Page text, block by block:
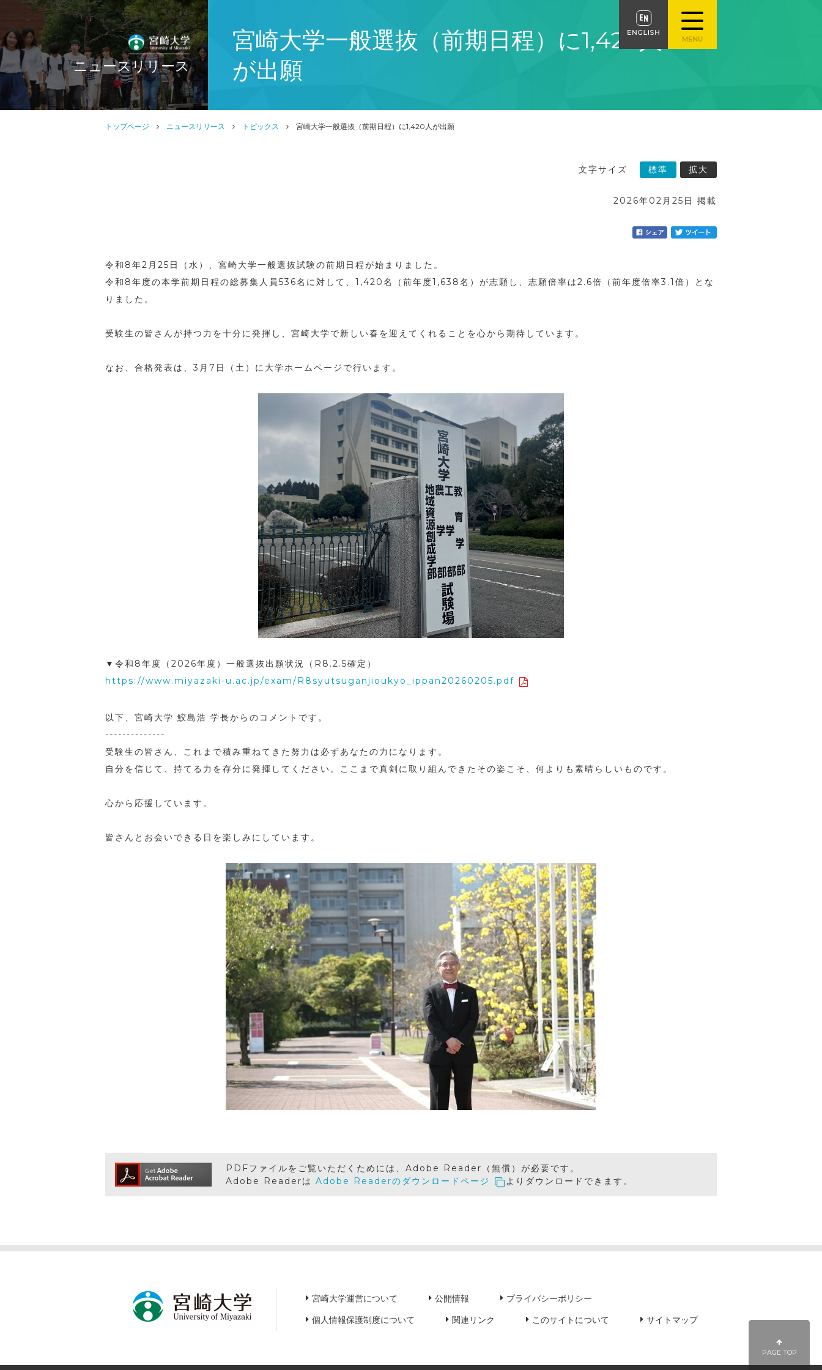
ニュースリリース
宮崎大学一般選抜（前期日程）に1,420人
が出願
トップページ ニュースリリース トピックス 宮崎大学一般選抜（前期日程）に1,420人が出願
2026年02月25日 掲載
令和8年2月25日（水）、宮崎大学一般選抜試験の前期日程が始まりました。
令和8年度の本学前期日程の総募集人員536名に対して、1,420名（前年度1,638名）が志願し、志願倍率は2.6倍（前年度倍率3.1倍）とな
りました。
受験生の皆さんが持つ力を十分に発揮し、宮崎大学で新しい春を迎えてくれることを心から期待しています。
なお、合格発表は、3月7日（土）に大学ホームページで行います。
▼令和8年度（2026年度）一般選抜出願状況（R8.2.5確定）
https://www.miyazaki-u.ac.jp/exam/R8syutsuganjioukyo_ippan20260205.pdf
以下、宮崎大学 鮫島浩 学長からのコメントです。
--------------
受験生の皆さん、これまで積み重ねてきた努力は必ずあなたの力になります。
自分を信じて、持てる力を存分に発揮してください。ここまで真剣に取り組んできたその姿こそ、何よりも素晴らしいものです。
心から応援しています。
皆さんとお会いできる日を楽しみにしています。
PDFファイルをご覧いただくためには、Adobe Reader（無償）が必要です。
Adobe Readerは Adobe Readerのダウンロードページ よりダウンロードできます。
文字サイズ 標準 拡大
宮崎大学運営について 公開情報
プライバシーポリシー
個人情報保護制度について
関連リンク このサイトについて サイトマップ
PAGE TOP